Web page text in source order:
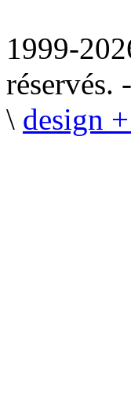
1999-
réservés. -
\ design